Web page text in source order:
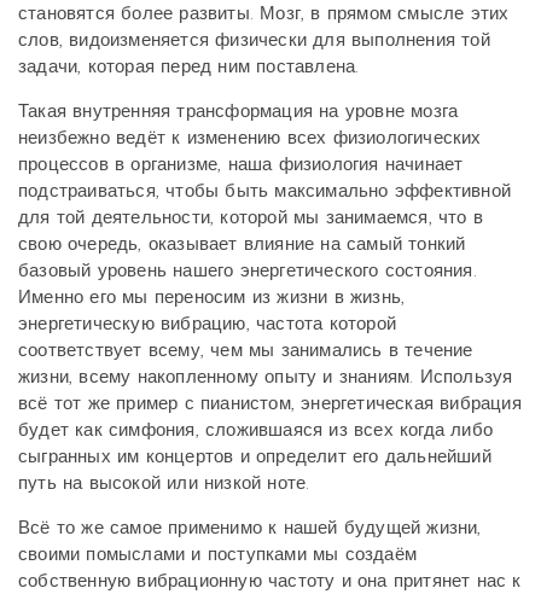
становятся более развиты. Мозг, в прямом смысле этих
слов, видоизменяется физически для выполнения той
задачи, которая перед ним поставлена.
Такая внутренняя трансформация на уровне мозга
неизбежно ведёт к изменению всех физиологических
процессов в организме, наша физиология начинает
подстраиваться, чтобы быть максимально эффективной
для той деятельности, которой мы занимаемся, что в
свою очередь, оказывает влияние на самый тонкий
базовый уровень нашего энергетического состояния.
Именно его мы переносим из жизни в жизнь,
энергетическую вибрацию, частота которой
соответствует всему, чем мы занимались в течение
жизни, всему накопленному опыту и знаниям. Используя
всё тот же пример с пианистом, энергетическая вибрация
будет как симфония, сложившаяся из всех когда либо
сыгранных им концертов и определит его дальнейший
путь на высокой или низкой ноте.
Всё то же самое применимо к нашей будущей жизни,
своими помыслами и поступками мы создаём
собственную вибрационную частоту и она притянет нас к